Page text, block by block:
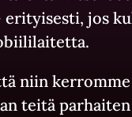
jos
niin kerromme
teitä